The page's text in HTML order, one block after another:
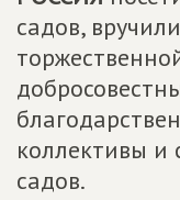
садов,
коллективы и
садов.